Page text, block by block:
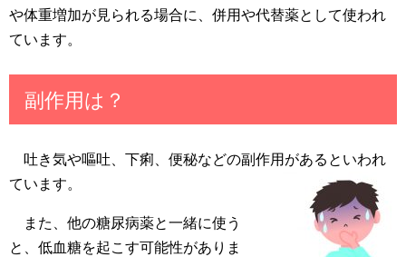
や体重増加が見られる場合に、併用や代替薬として使われ
ています。
副作用は？
吐き気や嘔吐、下痢、便秘などの副作用があるといわれ
ています。
また、他の糖尿病薬と一緒に使う
と、低血糖を起こす可能性がありま